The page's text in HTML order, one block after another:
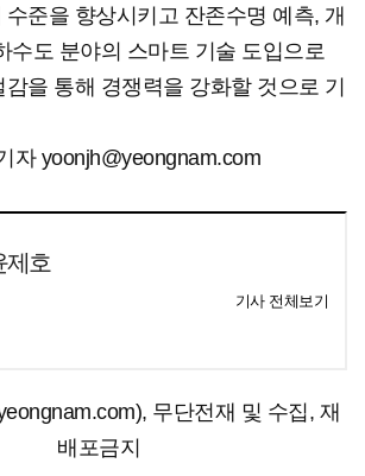
준을 향상시키고 잔존수명 예측, 개
수도 분야의 스마트 기술 도입으로
을 통해 경쟁력을 강화할 것으로 기
자 yoonjh@yeongnam.com
제호
기사 전체보기
무단전재 및 수집, 재
배포금지